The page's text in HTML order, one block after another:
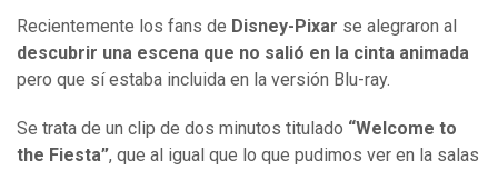
Recientemente los fans de Disney-Pixar se alegraron al
descubrir una escena que no salió en la cinta animada
pero que sí estaba incluida en la versión Blu-ray.
Se trata de un clip de dos minutos titulado “Welcome to
the Fiesta”, que al igual que lo que pudimos ver en la salas